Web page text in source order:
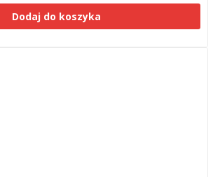
Dodaj do koszyka